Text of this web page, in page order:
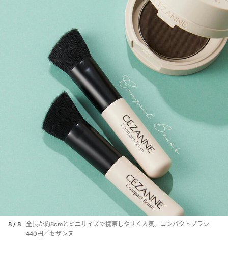
8 / 8
全長が約8cmとミニサイズで携帯しやすく人気。コンパクトブラシ
440円／セザンヌ